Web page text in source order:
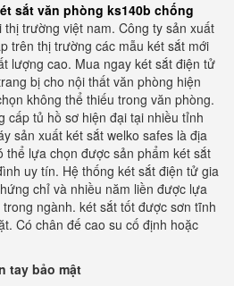
sắt văn phòng ks140b chống
thị trường việt nam. Công ty sản xuất
trên thị trường các mẫu két sắt mới
lượng cao. Mua ngay két sắt điện tử
bị cho nội thất văn phòng hiện
không thể thiếu trong văn phòng.
cấp tủ hồ sơ hiện đại tại nhiều tỉnh
sản xuất két sắt welko safes là địa
thể lựa chọn được sản phẩm két sắt
uy tín. Hệ thống két sắt điện tử gia
chỉ và nhiều năm liền được lựa
ngành. két sắt tốt được sơn tĩnh
Có chân đế cao su cố định hoặc
tay bảo mật